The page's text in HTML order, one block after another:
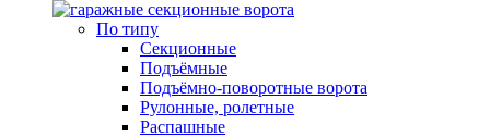
По типу
Секционные
Подъёмные
Подъёмно-поворотные ворота
Рулонные, ролетные
Распашные